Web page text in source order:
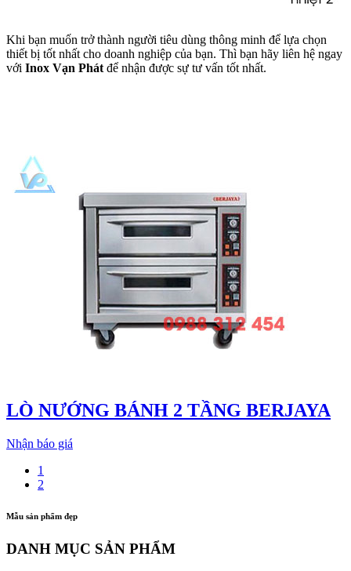
Khi bạn muốn trở thành người tiêu dùng thông minh để lựa chọn
thiết bị tốt nhất cho doanh nghiệp của bạn. Thì bạn hãy liên hệ ngay
với Inox Vạn Phátđể nhận được sự tư vấn tốt nhất.
LÒ NƯỚNG BÁNH 2 TẦNG BERJAYA
Nhận báo giá
1
2
Mẫu sản phẩm đẹp
DANH MỤC SẢN PHẨM